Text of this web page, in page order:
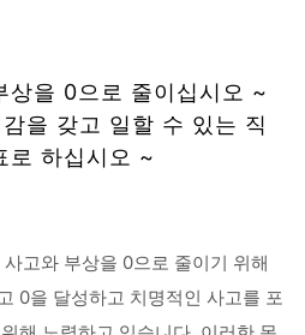
상을 0으로 줄이십시오 ~
을 갖고 일할 수 있는 직
로 하십시오 ~
고와 부상을 0으로 줄이기 위해
0을 달성하고 치명적인 사고를 포